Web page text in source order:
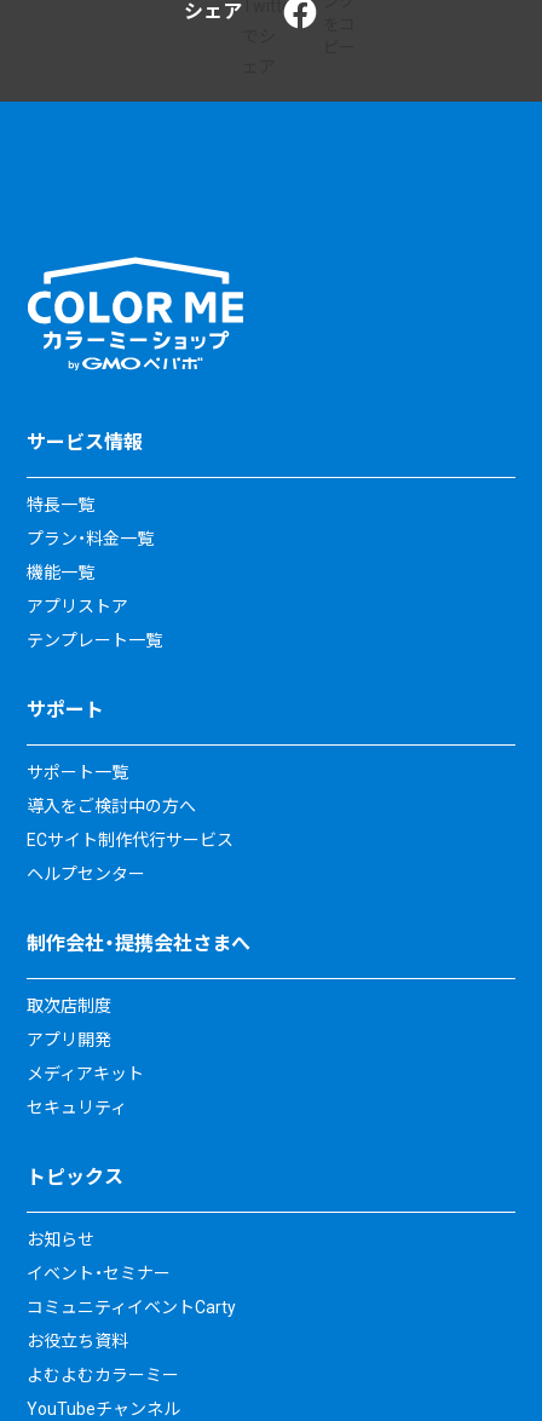
シェア
サービス情報
特長一覧
プラン・料金一覧
機能一覧
アプリストア
テンプレート一覧
サポート
サポート一覧
導入をご検討中の方へ
ECサイト制作代行サービス
ヘルプセンター
制作会社・提携会社さまへ
取次店制度
アプリ開発
メディアキット
セキュリティ
トピックス
お知らせ
イベント・セミナー
コミュニティイベントCarty
お役立ち資料
よむよむカラーミー
YouTubeチャンネル